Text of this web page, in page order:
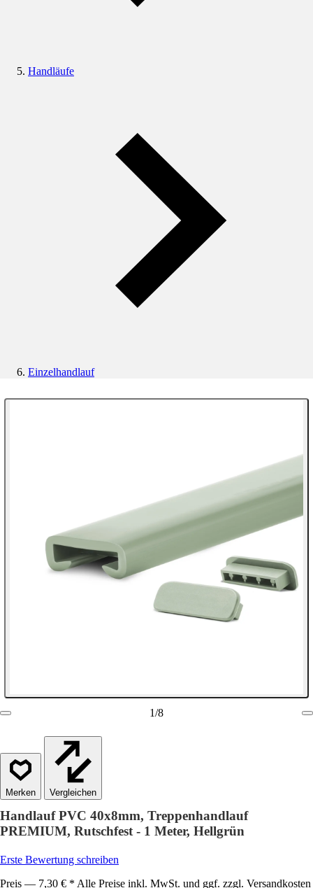
Handläufe
Einzelhandlauf
1/8
Vergleichen
Handlauf PVC 40x8mm, Treppenhandlauf
PREMIUM, Rutschfest - 1 Meter, Hellgrün
Erste Bewertung schreiben
Preis — 7,30 € * Alle Preise inkl. MwSt. und ggf. zzgl. Versandkosten